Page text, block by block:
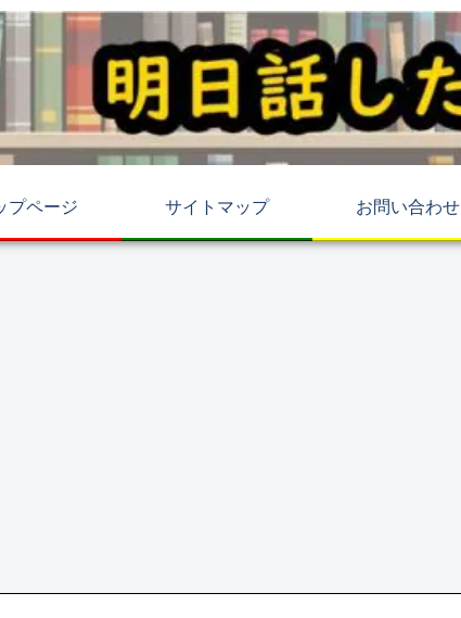
プページ サイトマップ お問い合わせ